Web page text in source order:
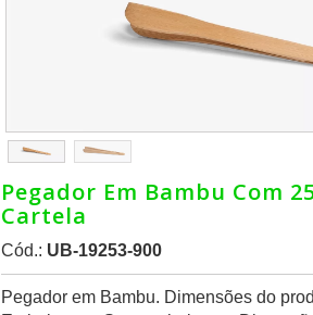
Pegador Em Bambu Com
Cartela
Cód.: UB-19253-900
Pegador em Bambu. Dimensões do